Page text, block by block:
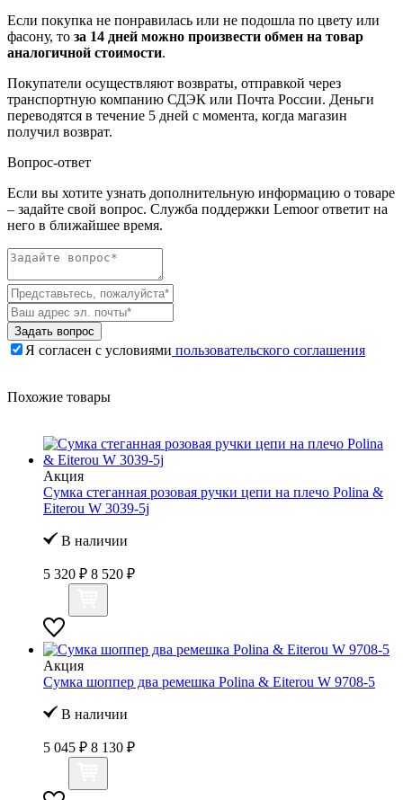
Если покупка не понравилась или не подошла по цвету или
фасону, то за 14 дней можно произвести обмен на товар
аналогичной стоимости.
Покупатели осуществляют возвраты, отправкой через
транспортную компанию СДЭК или Почта России. Деньги
переводятся в течение 5 дней с момента, когда магазин
получил возврат.
Вопрос-ответ
Если вы хотите узнать дополнительную информацию о товаре
– задайте свой вопрос. Служба поддержки Lemoor ответит на
него в ближайшее время.
Задать вопрос
Я согласен с условиями пользовательского соглашения
Похожие товары
Акция
Сумка стеганная розовая ручки цепи на плечо Polina &
Eiterou W 3039-5j
В наличии
5 320 ₽ 8 520 ₽
Акция
Сумка шоппер два ремешка Polina & Eiterou W 9708-5
В наличии
5 045 ₽ 8 130 ₽